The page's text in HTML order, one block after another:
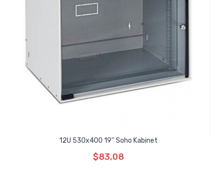
12U 530x400 19'' Soho Kabinet
$83,08